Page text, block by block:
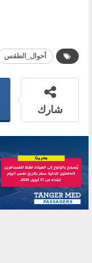
أحوال_الطقس
شارك